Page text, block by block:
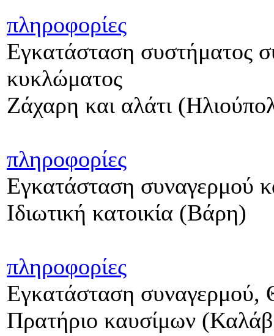
πληροφορίες
Εγκατάσταση συστήματος
κυκλώματος
Ζάχαρη και αλάτι
πληροφορίες
Εγκατάσταση συναγερμού
Ιδιωτική κατοικία (Βάρη)
πληροφορίες
Εγκατάσταση συναγερμού,
Πρατήριο καυσίμων